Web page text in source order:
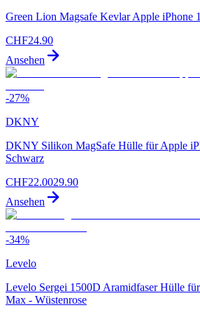
Green Lion Magsafe Kevlar Apple iPhone
CHF24.90
Ansehen
-27%
DKNY
DKNY Silikon MagSafe Hülle für Apple
Schwarz
CHF22.0029.90
Ansehen
-34%
Levelo
Levelo Sergei 1500D Aramidfaser Hülle
Max - Wüstenrose